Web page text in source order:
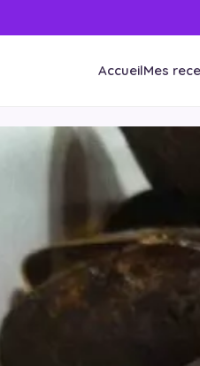
AccueilMes